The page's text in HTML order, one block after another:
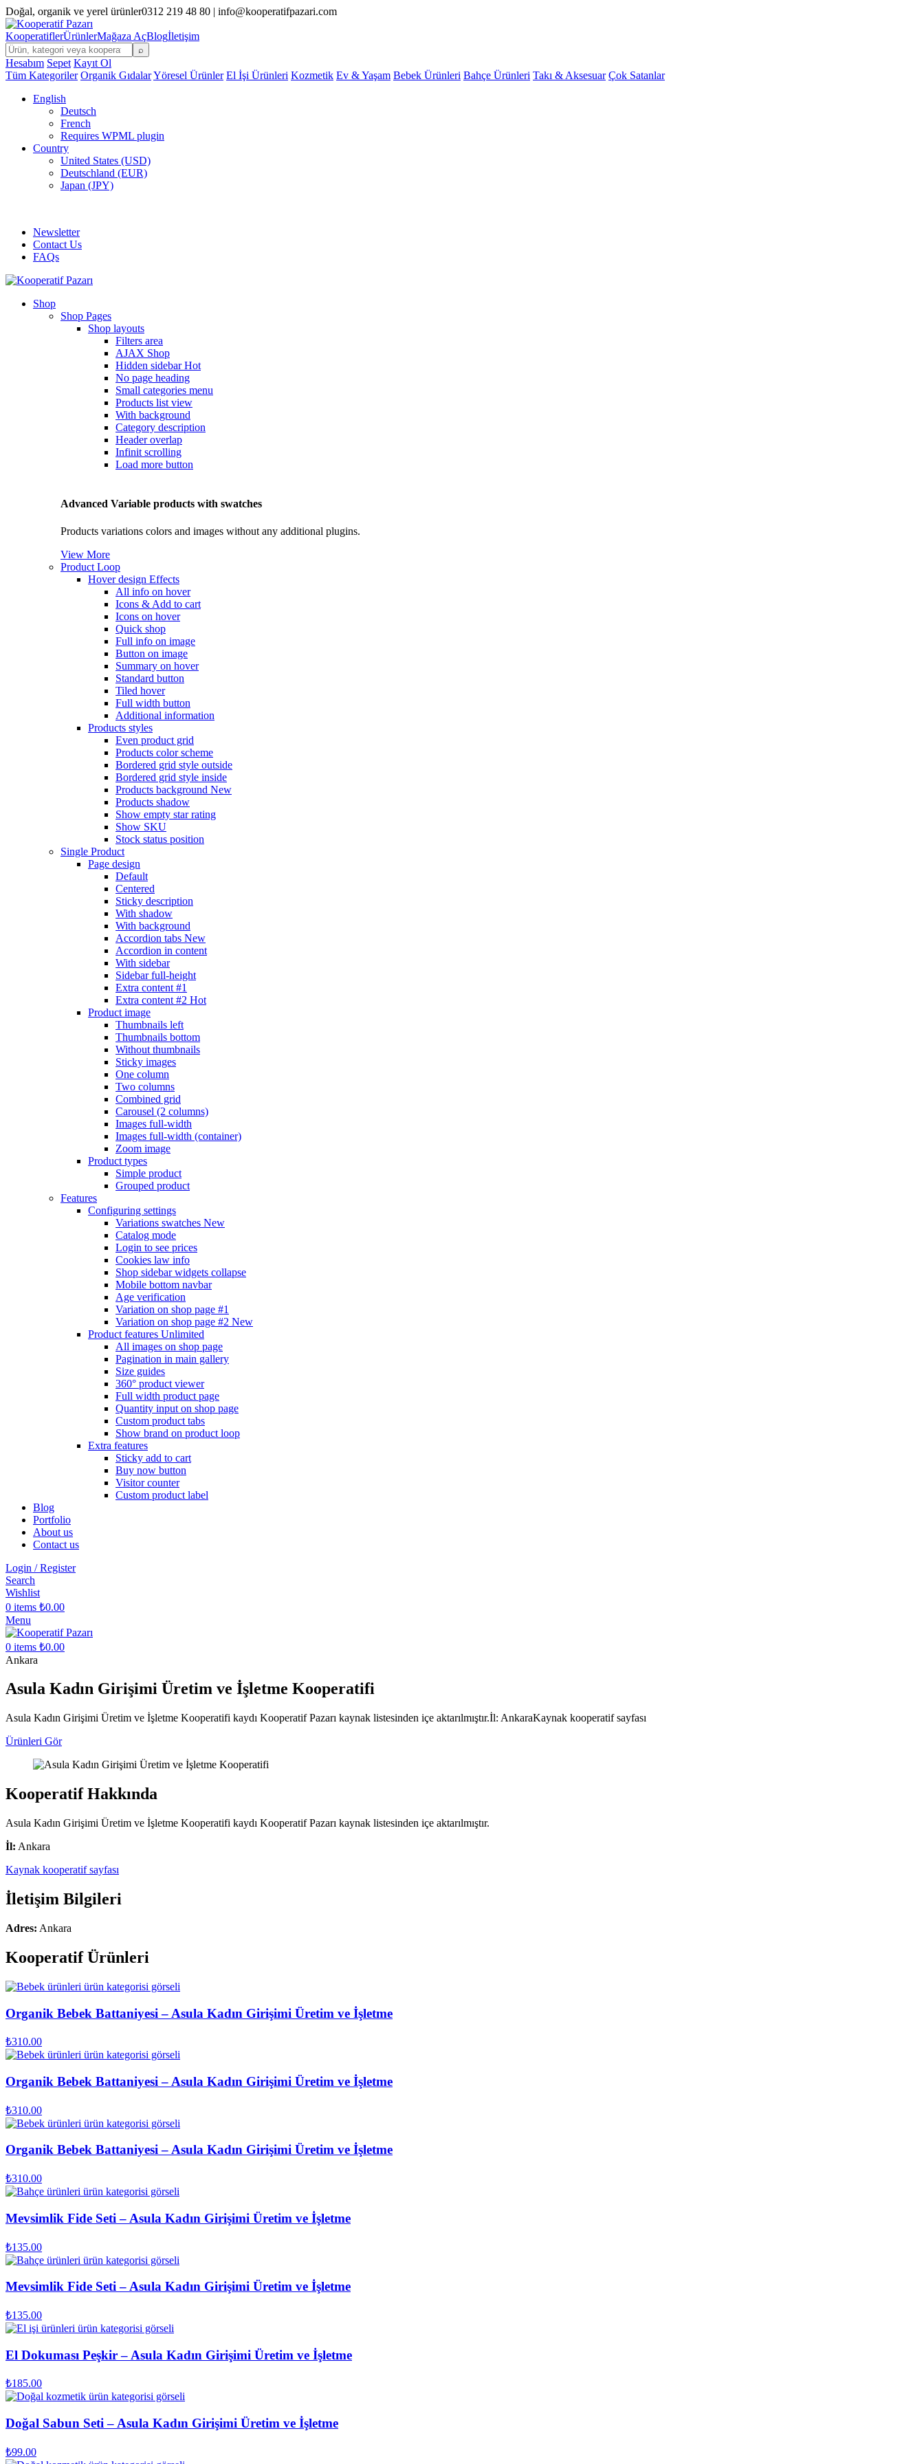
Doğal, organik ve yerel ürünler0312 219 48 80 | info@kooperatifpazari.com
KooperatiflerÜrünlerMağaza AçBlogİletişim
⌕
Hesabım Sepet Kayıt Ol
Tüm Kategoriler Organik GıdalarYöresel Ürünler El İşi Ürünleri Kozmetik Ev & Yaşam Bebek Ürünleri Bahçe Ürünleri Takı & Aksesuar Çok Satanlar
English
Deutsch
French
Requires WPML plugin
Country
United States (USD)
Deutschland (EUR)
Japan (JPY)
Newsletter
Contact Us
FAQs
Shop
Shop Pages
Shop layouts
Filters area
AJAX Shop
Hidden sidebarHot
No page heading
Small categories menu
Products list view
With background
Category description
Header overlap
Infinit scrolling
Load more button
Advanced Variable products with swatches
Products variations colors and images without any additional plugins.
View More
Product Loop
Hover design Effects
All info on hover
Icons & Add to cart
Icons on hover
Quick shop
Full info on image
Button on image
Summary on hover
Standard button
Tiled hover
Full width button
Additional information
Products styles
Even product grid
Products color scheme
Bordered grid style outside
Bordered grid style inside
Products background New
Products shadow
Show empty star rating
Show SKU
Stock status position
Single Product
Page design
Default
Centered
Sticky description
With shadow
With background
Accordion tabs New
Accordion in content
With sidebar
Sidebar full-height
Extra content #1
Extra content #2 Hot
Product image
Thumbnails left
Thumbnails bottom
Without thumbnails
Sticky images
One column
Two columns
Combined grid
Carousel (2 columns)
Images full-width
Images full-width (container)
Zoom image
Product types
Simple product
Grouped product
Features
Configuring settings
Variations swatches New
Catalog mode
Login to see prices
Cookies law info
Shop sidebar widgets collapse
Mobile bottom navbar
Age verification
Variation on shop page #1
Variation on shop page #2 New
Product features Unlimited
All images on shop page
Pagination in main gallery
Size guides
360° product viewer
Full width product page
Quantity input on shop page
Custom product tabs
Show brand on product loop
Extra features
Sticky add to cart
Buy now button
Visitor counter
Custom product label
Blog
Portfolio
About us
Contact us
Login / Register
Search
Wishlist
0 items ₺0.00
Menu
0 items ₺0.00
Ankara
Asula Kadın Girişimi Üretim ve İşletme Kooperatifi
Asula Kadın Girişimi Üretim ve İşletme Kooperatifi kaydı Kooperatif Pazarı kaynak listesinden içe aktarılmıştır.İl: AnkaraKaynak kooperatif sayfası
Ürünleri Gör
Kooperatif Hakkında
Asula Kadın Girişimi Üretim ve İşletme Kooperatifi kaydı Kooperatif Pazarı kaynak listesinden içe aktarılmıştır.
İl: Ankara
Kaynak kooperatif sayfası
İletişim Bilgileri
Adres: Ankara
Kooperatif Ürünleri
Organik Bebek Battaniyesi – Asula Kadın Girişimi Üretim ve İşletme
₺310.00
Organik Bebek Battaniyesi – Asula Kadın Girişimi Üretim ve İşletme
₺310.00
Organik Bebek Battaniyesi – Asula Kadın Girişimi Üretim ve İşletme
₺310.00
Mevsimlik Fide Seti – Asula Kadın Girişimi Üretim ve İşletme
₺135.00
Mevsimlik Fide Seti – Asula Kadın Girişimi Üretim ve İşletme
₺135.00
El Dokuması Peşkir – Asula Kadın Girişimi Üretim ve İşletme
₺185.00
Doğal Sabun Seti – Asula Kadın Girişimi Üretim ve İşletme
₺99.00